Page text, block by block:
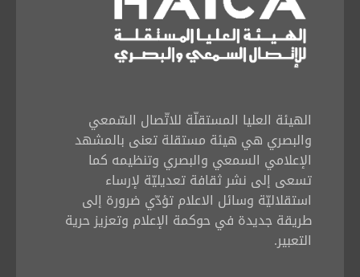
الهيئة العليا المستقلّة للاتّصال السّمعي
والبصري هي هيئة مستقلة تعنى بالمشهد
الإعلامي السمعي والبصري وتنظيمه كما
تسعى إلى نشر ثقافة تعديليّة لإرساء
استقلاليّة وسائل الاعلام تؤدّي ضرورة إلى
طريقة جديدة في حوكمة الإعلام وتعزيز حرية
التعبير.